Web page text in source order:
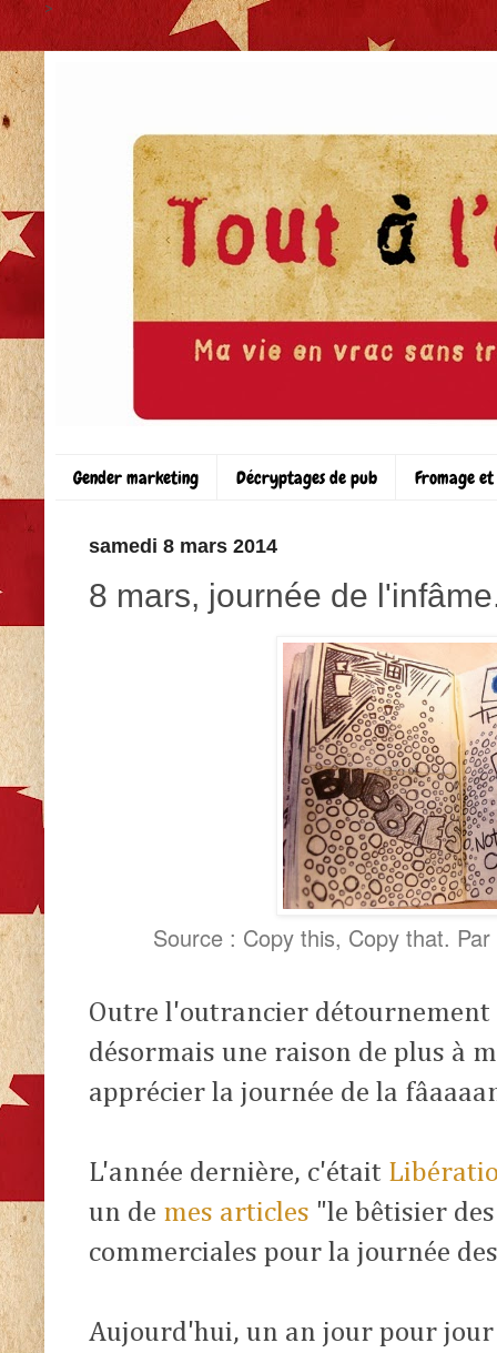
>
Gender marketing Décryptages de pub Fromage
samedi 8 mars 2014
8 mars, journée de
Source : Copy this, Copy that. Par
Outre l'outrancier
désormais une raison de plus à
apprécier la journée de la
L'année dernière, c'était
un de mes articles "le bêtisier
commerciales pour la journée
Aujourd'hui, un an jour pour jour